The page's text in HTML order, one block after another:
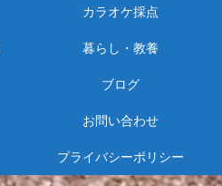
カラオケ採点
暮らし・教養
ブログ
お問い合わせ
プライバシーポリシー